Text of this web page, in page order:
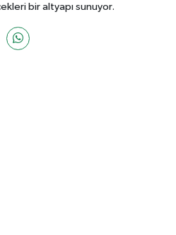
bir altyapı sunuyor.